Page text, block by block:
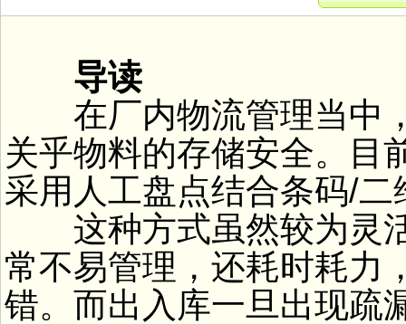
导读
在厂内物流管理当中，
关乎物料的存储安全。目
采用人工盘点结合条码/
这种方式虽然较为灵活
常不易管理，还耗时耗力
错。而出入库一旦出现疏